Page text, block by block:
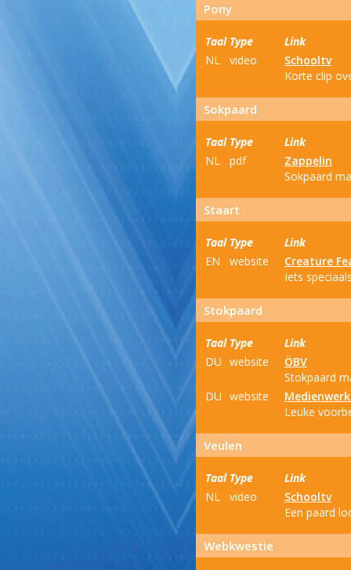
Pony
Taal Type
Link
NL
video
Schooltv
Korte clip
Sokpaard
Taal Type
Link
NL
pdf
Zappelin
Sokpaard
Staart
Taal Type
Link
EN
website
Creature
Iets
Stokpaard
Taal Type
Link
DU website
ÖBV
Stokpaard
DU website
Leuke
Veulen
Taal Type
Link
NL
video
Schooltv
Een paard
Webkwestie